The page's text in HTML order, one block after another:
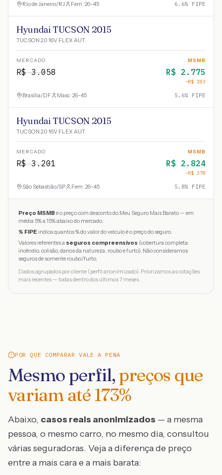
Rio de Janeiro/RJ Fem · 26-45 6.6% FIPE
Hyundai TUCSON 2015
TUCSON 2.0 16V FLEX AUT.
MERCADO
R$3.058
MSMB
R$ 2.775
−R$ 283
Brasília/DF Masc · 26-45 5.6% FIPE
Hyundai TUCSON 2015
TUCSON 2.0 16V FLEX AUT.
MERCADO
R$3.201
MSMB
R$ 2.824
−R$ 378
São Sebastião/SP Fem · 26-45 5.8% FIPE
Preço MSMB é o preço com desconto do Meu Seguro Mais Barato — em
média 5% a 15% abaixo do mercado.
% FIPE indica quantos % do valor do veículo é o preço do seguro.
Valores referentes a seguros compreensivos (cobertura completa:
incêndio, colisão, danos da natureza, roubo e furto). Não consideramos
seguros de somente roubo/furto.
Dados agrupados por cliente (perfil anonimizado). Priorizamos as cotações
mais recentes — todas dentro dos últimos 7 meses.
POR QUE COMPARAR VALE A PENA
Mesmo perfil, preços que
variam até173%
Abaixo, casos reais anonimizados — a mesma
pessoa, o mesmo carro, no mesmo dia, consultou
várias seguradoras. Veja a diferença de preço
entre a mais cara e a mais barata: